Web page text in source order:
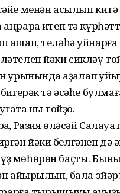
менән асылып
итеп тә
ашап, теләһә
йәки сикләү
урынында ҡаҙаҡлап
тә әсәһе
ныҡ тойҙо.
Разия өләсәй
йәки белгәнен
мөһөрөн баҫты.
айырылып, бала